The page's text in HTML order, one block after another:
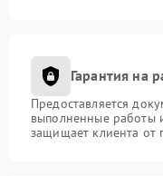
Гарантия на
Предоставляется
выполненные работы
защищает клиента от